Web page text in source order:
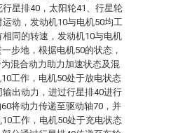
星排40，太阳轮41、行星轮
动，发动机10与电机50均工
同的转速，发动机10与电机
步地，根据电机50的状态，
混合动力助力加速状态及混
工作，电机50处于放电状态
出动力，进过行星排40进行
将动力传递至驱动轴70，并
工作，电机50处于充电状态